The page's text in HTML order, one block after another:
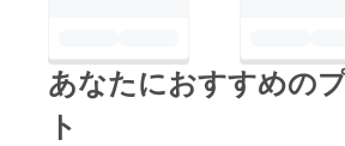
あなたにおすすめの
ト